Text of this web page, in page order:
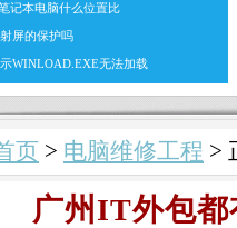
记本电脑什么位置比
屏的保护吗
WINLOAD.EXE无法加载
页 > 电脑维修工程 >
广州IT外包都